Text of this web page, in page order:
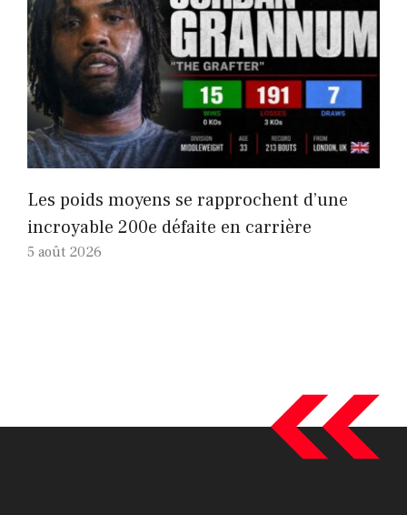
Les poids moyens se rapprochent d’une
incroyable 200e défaite en carrière
5 août 2026